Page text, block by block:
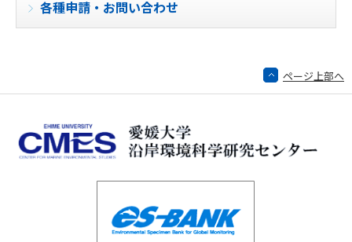
各種申請・お問い合わせ
ページ上部へ